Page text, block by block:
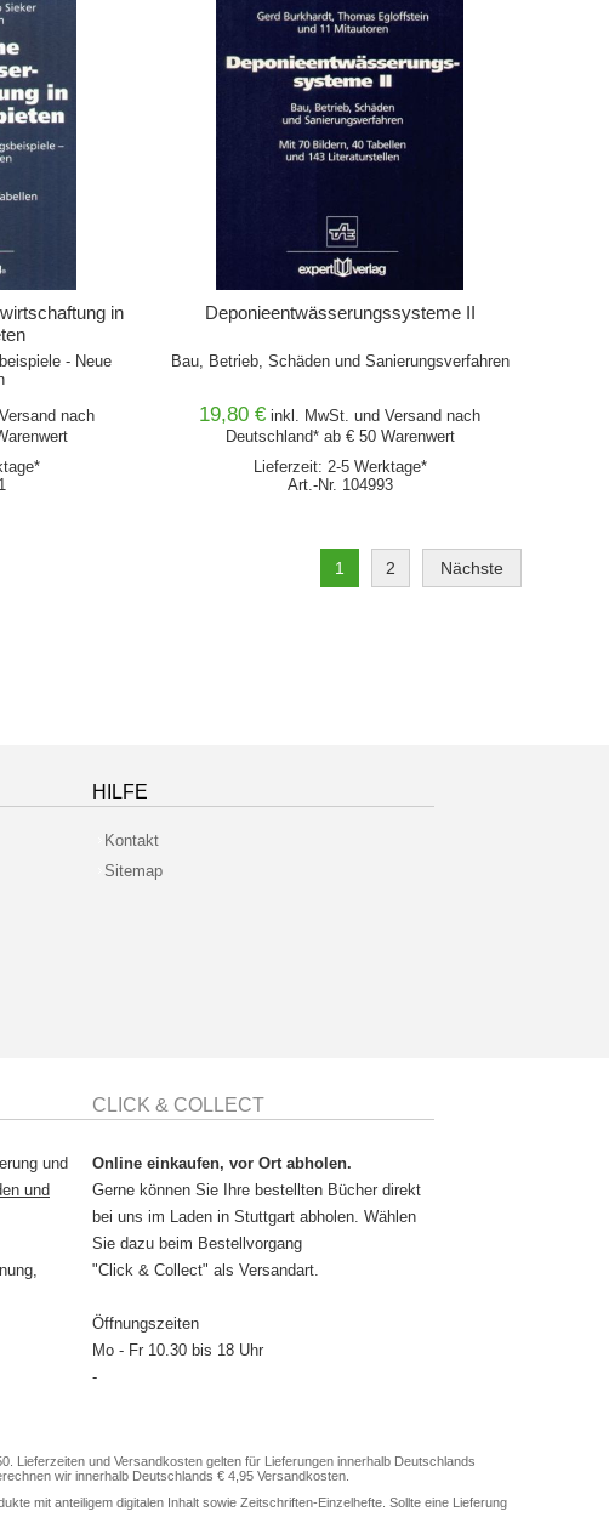
in
- Neue
Versand nach
Deponieentwässerungssysteme II
Bau, Betrieb, Schäden und Sanierungsverfahren
19,80 € inkl. MwSt. undVersand nach
Deutschland* ab € 50 Warenwert
Lieferzeit: 2-5 Werktage*
Art.-Nr. 104993
1 2 Nächste
HILFE
Kontakt
Sitemap
und
und
CLICK & COLLECT
Online einkaufen, vor Ort abholen.
Gerne können Sie Ihre bestellten Bücher direkt
bei uns im Laden in Stuttgart abholen. Wählen
Sie dazu beim Bestellvorgang
"Click & Collect" als Versandart.
Öffnungszeiten
Mo - Fr 10.30 bis 18 Uhr
-
und Versandkosten gelten für Lieferungen innerhalb Deutschlands
wir innerhalb Deutschlands € 4,95 Versandkosten.
mit anteiligem digitalen Inhalt sowie Zeitschriften-Einzelhefte. Sollte eine Lieferung